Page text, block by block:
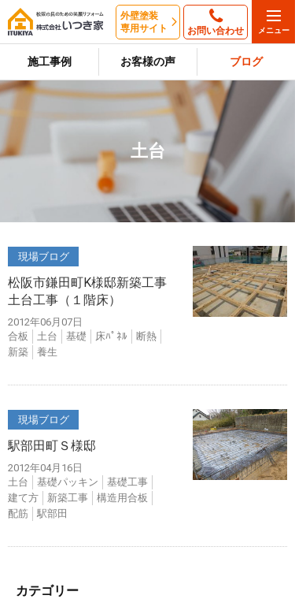
外壁塗装
専用サイト
お問い合わせ
施工事例 お客様の声 ブログ
土台
現場ブログ
松阪市鎌田町K様邸新築工事
土台工事（１階床）
2012年06月07日
合板
土台 基礎 床ﾊﾟﾈﾙ
断熱
新築
養生
現場ブログ
駅部田町Ｓ様邸
2012年04月16日
土台
基礎パッキン
基礎工事
建て方
新築工事
構造用合板
配筋
駅部田
カテゴリー